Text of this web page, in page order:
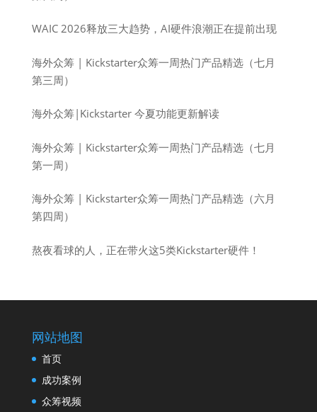
WAIC 2026释放三大趋势，AI硬件浪潮正在提前出现
海外众筹 | Kickstarter众筹一周热门产品精选（七月
第三周）
海外众筹|Kickstarter 今夏功能更新解读
海外众筹 | Kickstarter众筹一周热门产品精选（七月
第一周）
海外众筹 | Kickstarter众筹一周热门产品精选（六月
第四周）
熬夜看球的人，正在带火这5类Kickstarter硬件！
网站地图
首页
成功案例
众筹视频